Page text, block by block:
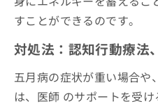
すことができるのです。
対処法：認知行動療法
五月病の症状が重い場合や
は、医師 のサポートを受け